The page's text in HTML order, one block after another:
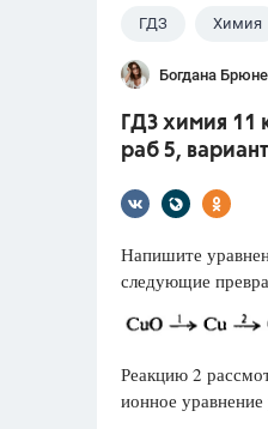
Популярные темы
ГДЗ
ОГЭ
ФИПИ
1752 ответа
Олимпиады
ГДЗ Химия
Богдана
ГДЗ химия 11
раб 5,
Напишите
следующие
Реакцию 2
ионное